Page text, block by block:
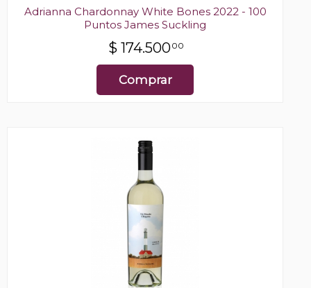
Adrianna Chardonnay White Bones 2022 - 100
Puntos James Suckling
$ 174.50000
Comprar